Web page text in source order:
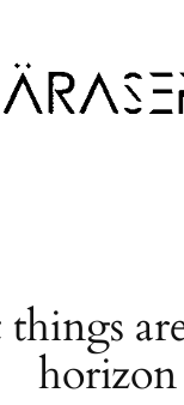
things
horizon